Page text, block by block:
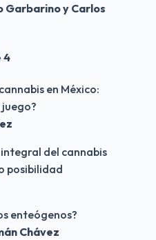
Garbarino y Carlos
4
en México:
del cannabis
posibilidad
enteógenos?
Chávez